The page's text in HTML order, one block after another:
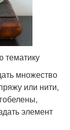
тематику
множество
или нити,
элемент